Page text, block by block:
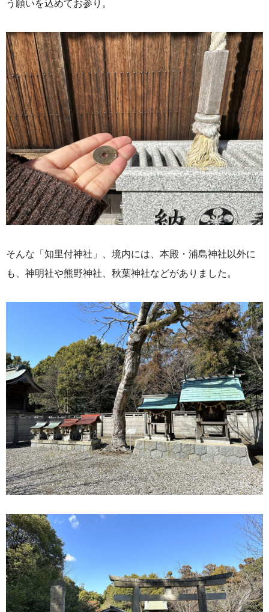
う願いを込めてお参り。
そんな「知里付神社」、境内には、本殿・浦島神社以外に
も、神明社や熊野神社、秋葉神社などがありました。